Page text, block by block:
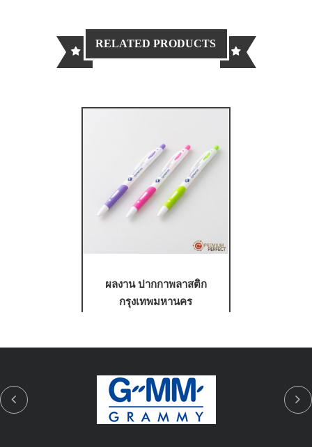
RELATED PRODUCTS
ผลงาน ปากกาพลาสติก
กรุงเทพมหานคร